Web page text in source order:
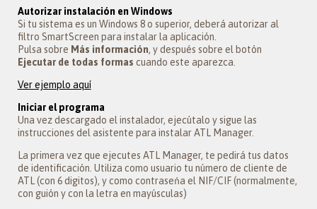
Autorizar instalación en Windows
Si tu sistema es un Windows 8 o superior, deberá autorizar al
filtro SmartScreen para instalar la aplicación.
Pulsa sobre Más información, y después sobre el botón
Ejecutar de todas formas cuando este aparezca.
Ver ejemplo aquí
Iniciar el programa
Una vez descargado el instalador, ejecútalo y sigue las
instrucciones del asistente para instalar ATL Manager.
La primera vez que ejecutes ATL Manager, te pedirá tus datos
de identificación. Utiliza como usuario tu número de cliente de
ATL (con 6 digitos), y como contraseńa el NIF/CIF (normalmente,
con guión y con la letra en mayúsculas)